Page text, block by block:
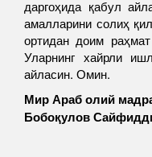
даргоҳида қабул
амалларини солиҳ
ортидан доим
Уларнинг хайрли
айласин. Омин.
Мир Араб олий
Бобоқулов